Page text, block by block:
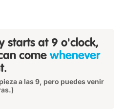
starts at 9 o'clock,
come whenever
a las 9, pero puedes venir